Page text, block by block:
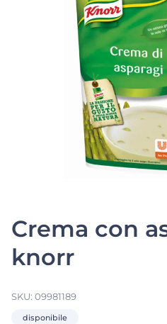
Crema con
knorr
SKU: 09981189
disponibile